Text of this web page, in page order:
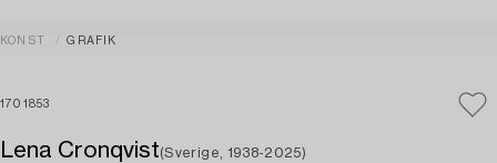
KONST GRAFIK
1701853
Lena Cronqvist(Sverige, 1938-2025)